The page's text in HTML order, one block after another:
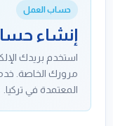
حساب العمل
إنشاء
استخدم بريدك
مرورك الخاصة.
المعتمدة في تركيا.